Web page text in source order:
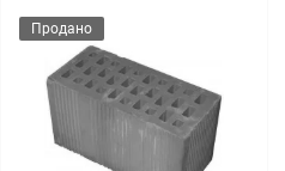
Продано